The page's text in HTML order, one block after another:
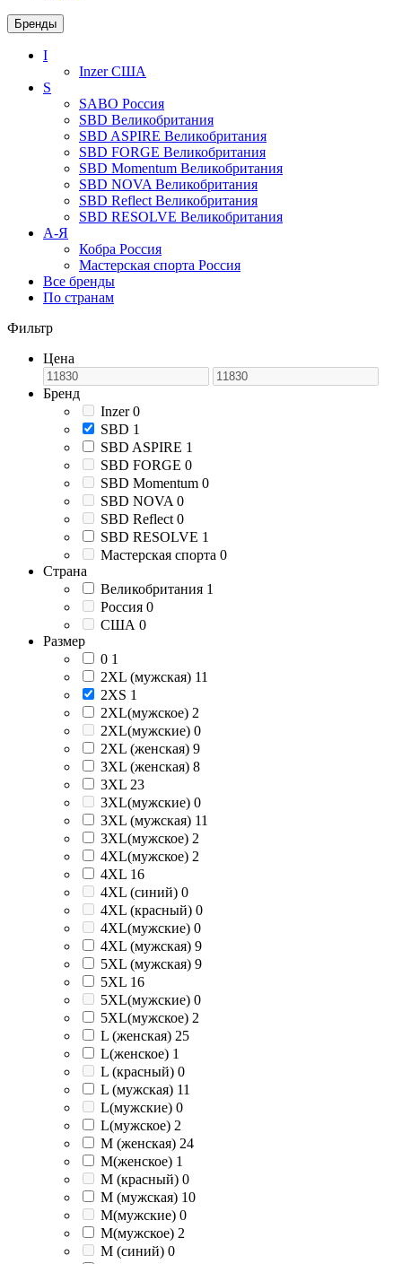
Бренды
I
InzerСША
S
SABO Россия
SBD Великобритания
SBD ASPIRE Великобритания
SBD FORGE Великобритания
SBD Momentum Великобритания
SBD NOVA Великобритания
SBD Reflect Великобритания
SBD RESOLVE Великобритания
А-Я
Кобра Россия
Мастерская спорта Россия
Все бренды
По странам
Фильтр
Цена
Бренд
Inzer 0
SBD 1
SBD ASPIRE 1
SBD FORGE 0
SBD Momentum 0
SBD NOVA 0
SBD Reflect 0
SBD RESOLVE 1
Мастерская спорта 0
Страна
Великобритания 1
Россия 0
США 0
Размер
0 1
2XL (мужская) 11
2XS 1
2XL(мужское) 2
2XL(мужские) 0
2XL (женская) 9
3XL (женская) 8
3XL 23
3XL(мужские) 0
3XL (мужская) 11
3XL(мужское) 2
4XL(мужское) 2
4XL 16
4XL (синий) 0
4XL (красный) 0
4XL(мужские) 0
4XL (мужская) 9
5XL (мужская) 9
5XL 16
5XL(мужские) 0
5XL(мужское) 2
L (женская) 25
L(женское) 1
L (красный) 0
L (мужская) 11
L(мужские) 0
L(мужское) 2
M (женская) 24
M(женское) 1
M (красный) 0
M (мужская) 10
M(мужские) 0
M(мужское) 2
M (синий) 0